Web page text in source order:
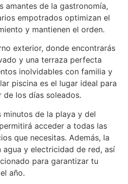
amantes de la gastronomía,
empotrados optimizan el
y mantienen el orden.
exterior, donde encontrarás
y una terraza perfecta
inolvidables con familia y
piscina es el lugar ideal para
los días soleados.
minutos de la playa y del
acceder a todas las
que necesitas. Además, la
y electricidad de red, así
para garantizar tu
año.